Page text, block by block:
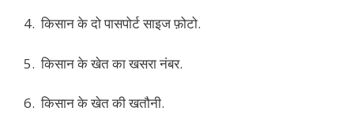
4. किसान के दो पासपोर्ट साइज फ़ोटो.
5. किसान के खेत का खसरा नंबर.
6. किसान के खेत की खतौनी.